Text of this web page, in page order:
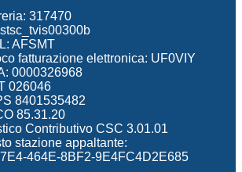
317470
AFSMT
fatturazione elettronica: UF0VIY
0000326968
026046
8401535482
85.31.20
Contributivo CSC 3.01.01
stazione appaltante:
464E-8BF2-9E4FC4D2E685